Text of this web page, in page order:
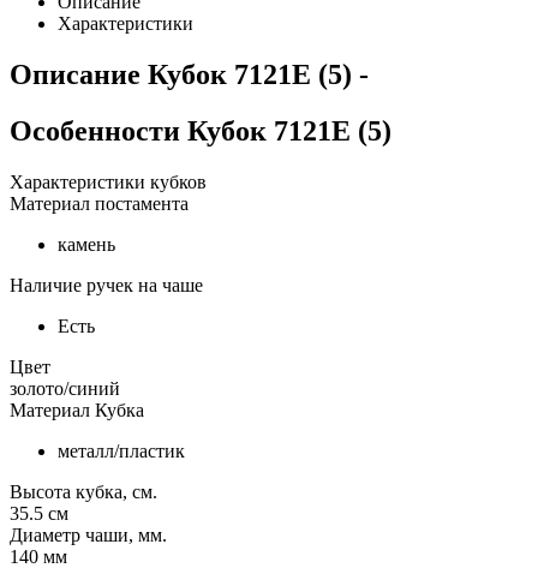
Характеристики
Описание Кубок 7121E (5) -
Особенности Кубок 7121E (5)
Характеристики кубков
Материал постамента
камень
Наличие ручек на чаше
Есть
Цвет
золото/синий
Материал Кубка
металл/пластик
Высота кубка, см.
35.5 см
Диаметр чаши, мм.
140 мм